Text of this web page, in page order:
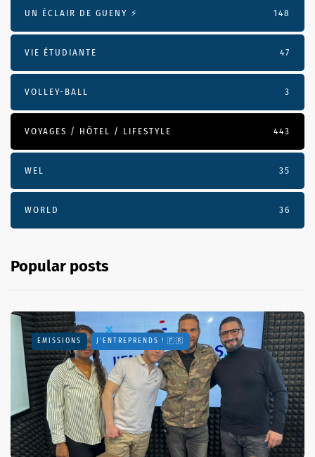
UN ÉCLAIR DE GUENY ⚡️ 148
VIE ÉTUDIANTE 47
VOLLEY-BALL 3
VOYAGES / HÔTEL / LIFESTYLE 443
WEL 35
WORLD 36
Popular posts
EMISSIONS J'ENTREPRENDS ! 🇫🇷